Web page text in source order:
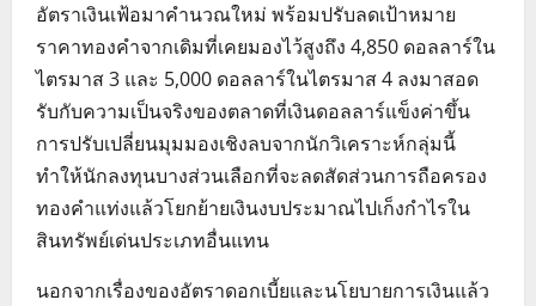
อัตราเงินเฟ้อมาคำนวณใหม่ พร้อมปรับลดเป้าหมาย
ราคาทองคำจากเดิมที่เคยมองไว้สูงถึง 4,850 ดอลลาร์ใน
ไตรมาส 3 และ 5,000 ดอลลาร์ในไตรมาส 4 ลงมาสอด
รับกับความเป็นจริงของตลาดที่เงินดอลลาร์แข็งค่าขึ้น
การปรับเปลี่ยนมุมมองเชิงลบจากนักวิเคราะห์กลุ่มนี้
ทำให้นักลงทุนบางส่วนเลือกที่จะลดสัดส่วนการถือครอง
ทองคำแท่งแล้วโยกย้ายเงินงบประมาณไปเก็งกำไรใน
สินทรัพย์เด่นประเภทอื่นแทน
นอกจากเรื่องของอัตราดอกเบี้ยและนโยบายการเงินแล้ว